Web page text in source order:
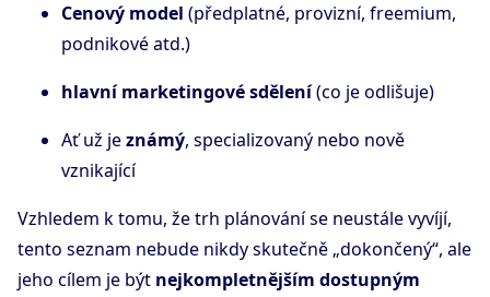
Cenový model (předplatné, provizní, freemium,
podnikové atd.)
hlavní marketingové sdělení(co je odlišuje)
Ať už jeznámý, specializovaný nebo nově
vznikající
Vzhledem k tomu, že trh plánování se neustále vyvíjí,
tento seznam nebude nikdy skutečně „dokončený“, ale
jeho cílem je být nejkompletnějším dostupným